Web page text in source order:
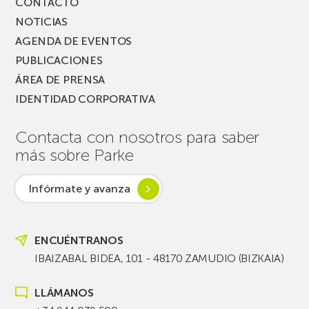
CONTACTO
NOTICIAS
AGENDA DE EVENTOS
PUBLICACIONES
ÁREA DE PRENSA
IDENTIDAD CORPORATIVA
Contacta con nosotros para saber
más sobre Parke
Infórmate y avanza
ENCUÉNTRANOS
IBAIZABAL BIDEA, 101 - 48170 ZAMUDIO (BIZKAIA)
LLÁMANOS